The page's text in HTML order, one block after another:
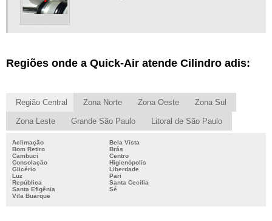
Regiões onde a Quick-Air atende Cilindro adis:
Região Central Zona Norte Zona Oeste Zona Sul
Zona Leste Grande São Paulo Litoral de São Paulo
Aclimação
Bela Vista
Bom Retiro
Brás
Cambuci
Centro
Consolação
Higienópolis
Glicério
Liberdade
Luz
Pari
República
Santa Cecília
Santa Efigênia
Sé
Vila Buarque